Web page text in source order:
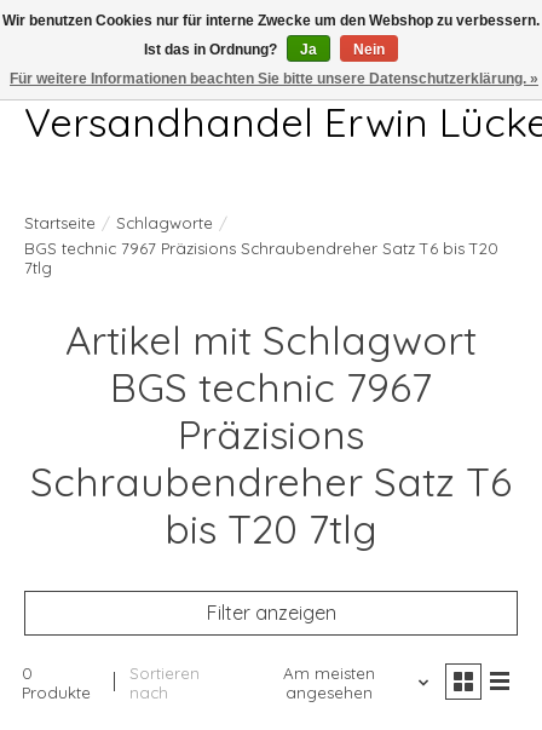
Telefon 04407 715872 MO-DO 7.00-17.00Uhr FR 7.00-13.00Uhr
Versandhandel Erwin
Startseite / Schlagworte /
BGS technic 7967 Präzisions Schraubendreher Satz T6 bis T20
7tlg
Artikel mit Schlagwort
BGS technic 7967
Präzisions
Schraubendreher Satz T6
bis T20 7tlg
Filter anzeigen
0
Produkte
Sortieren
nach
Am meisten
angesehen
Wir benutzen Cookies nur für interne Zwecke um den Webshop zu verbessern.
Ist das in Ordnung?
Ja
Nein
Für weitere Informationen beachten Sie bitte unsere Datenschutzerklärung. »